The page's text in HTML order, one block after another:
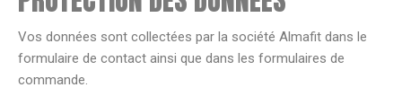
Vos données sont collectées par la société Almafit dans le
formulaire de contact ainsi que dans les formulaires de
commande.